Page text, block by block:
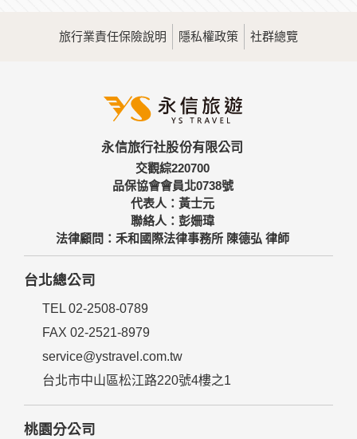
旅行業責任保險說明 隱私權政策 社群總覽
永信旅行社股份有限公司
交觀綜220700
品保協會會員北0738號
代表人：黃士元
聯絡人：彭姍瑋
法律顧問：禾和國際法律事務所 陳德弘 律師
台北總公司
TEL 02-2508-0789
FAX 02-2521-8979
service@ystravel.com.tw
台北市中山區松江路220號4樓之1
桃園分公司